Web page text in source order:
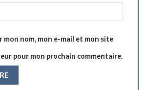
mon nom, mon e-mail et mon site
pour mon prochain commentaire.